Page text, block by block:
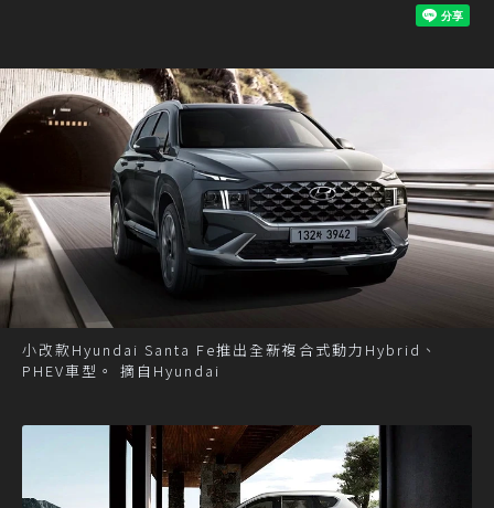
小改款Hyundai Santa Fe推出全新複合式動力Hybrid、
PHEV車型。 摘自Hyundai